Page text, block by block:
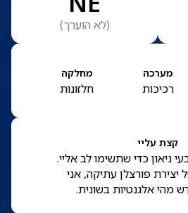
(לא הוערך)
מערכה
רכיכות
מחלקה
חלזונות
קצת עליי
ניאון כדי שתשימו לב אליי.
יצירת פורצלן עתיקה, אני
מהי אלגנטיות בשונית.